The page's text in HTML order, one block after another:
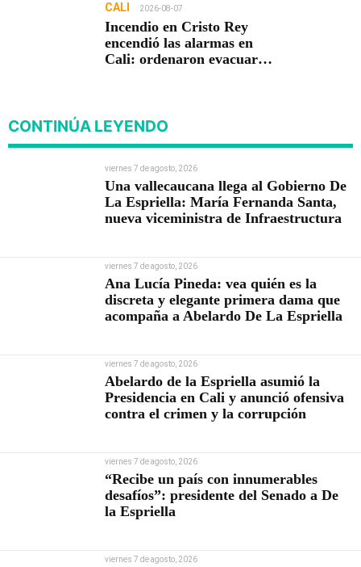
CALI 2026-08-07
Incendio en Cristo Rey
encendió las alarmas en
Cali: ordenaron evacuar
CONTINÚA LEYENDO
viernes 7 de agosto, 2026
Una vallecaucana llega al Gobierno De
La Espriella: María Fernanda Santa,
nueva viceministra de Infraestructura
viernes 7 de agosto, 2026
Ana Lucía Pineda: vea quién es la
discreta y elegante primera dama que
acompaña a Abelardo De La Espriella
viernes 7 de agosto, 2026
Abelardo de la Espriella asumió la
Presidencia en Cali y anunció ofensiva
contra el crimen y la corrupción
viernes 7 de agosto, 2026
“Recibe un país con innumerables
desafíos”: presidente del Senado a De
la Espriella
viernes 7 de agosto, 2026